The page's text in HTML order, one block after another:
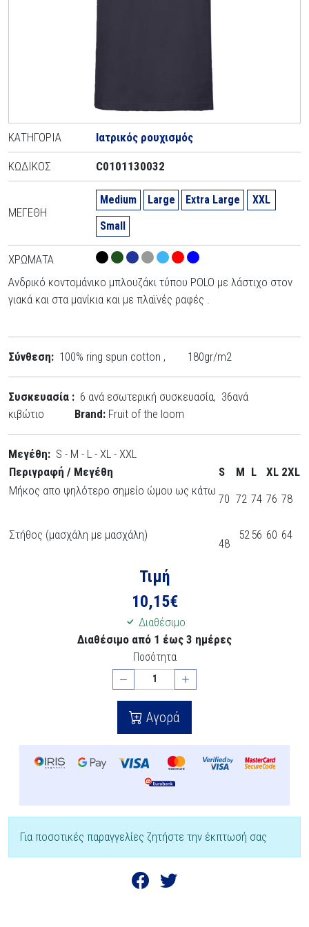
ΚΑΤΗΓΟΡΊΑ Ιατρικός ρουχισμός
ΚΩΔΙΚΌΣ C0101130032
ΜΕΓΈΘΗ
Medium Large Extra Large
XXL
Small
ΧΡΏΜΑΤΑ
Ανδρικό κοντομάνικο μπλουζάκι τύπου POLO με λάστιχο στον
γιακά και στα μανίκια και με πλαϊνές ραφές .
Σύνθεση: 100% ring spun cotton , 180gr/m2
Συσκευασία : 6 ανά εσωτερική συσκευασία, 36ανά
κιβώτιο Brand: Fruit of the loom
Μεγέθη: S - M - L - XL - XXL
Περιγραφή / Μεγέθη
S M L XL 2XL
Μήκος απο ψηλότερο σημείο ώμου ως κάτω
70 72 74 76 78
Στήθος (μασχάλη με μασχάλη)
48
52 56 60 64
Τιμή
10,15€
Διαθέσιμο
Διαθέσιμο από 1 έως 3 ημέρες
Ποσότητα
Αγορά
Για ποσοτικές παραγγελίες ζητήστε την έκπτωσή σας